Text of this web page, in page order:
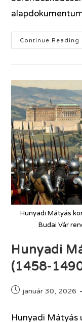
Continue Reading
Hunyadi Mátyás
Budai Vár
Hunyadi
(1458-
január 30, 2026
Hunyadi